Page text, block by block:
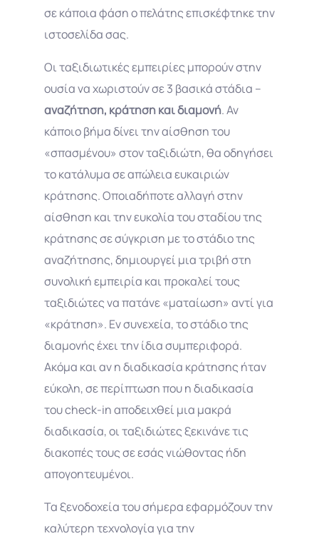
σε κάποια φάση ο πελάτης επισκέφτηκε την
ιστοσελίδα σας.
Οι ταξιδιωτικές εμπειρίες μπορούν στην
ουσία να χωριστούν σε 3 βασικά στάδια –
αναζήτηση, κράτηση και διαμονή. Αν
κάποιο βήμα δίνει την αίσθηση του
«σπασμένου» στον ταξιδιώτη, θα οδηγήσει
το κατάλυμα σε απώλεια ευκαιριών
κράτησης. Οποιαδήποτε αλλαγή στην
αίσθηση και την ευκολία του σταδίου της
κράτησης σε σύγκριση με το στάδιο της
αναζήτησης, δημιουργεί μια τριβή στη
συνολική εμπειρία και προκαλεί τους
ταξιδιώτες να πατάνε «ματαίωση» αντί για
«κράτηση». Εν συνεχεία, το στάδιο της
διαμονής έχει την ίδια συμπεριφορά.
Ακόμα και αν η διαδικασία κράτησης ήταν
εύκολη, σε περίπτωση που η διαδικασία
του check-in αποδειχθεί μια μακρά
διαδικασία, οι ταξιδιώτες ξεκινάνε τις
διακοπές τους σε εσάς νιώθοντας ήδη
απογοητευμένοι.
Τα ξενοδοχεία του σήμερα εφαρμόζουν την
καλύτερη τεχνολογία για την